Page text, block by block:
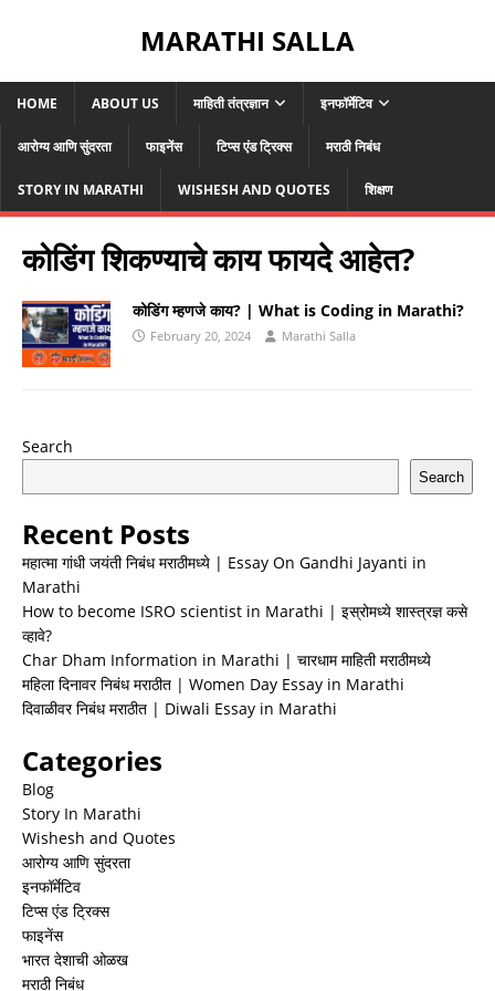
MARATHI SALLA
HOME ABOUT US माहिती तंत्रज्ञान इनफॉर्मेटिव
आरोग्य आणि सुंदरता फाइनेंस टिप्स एंड ट्रिक्स मराठी निबंध
STORY IN MARATHI WISHESH AND QUOTES शिक्षण
कोडिंग शिकण्याचे काय फायदे आहेत?
कोडिंग म्हणजे काय? | What is Coding in Marathi?
February 20, 2024 Marathi Salla
Search
Search
Recent Posts
महात्मा गांधी जयंती निबंध मराठीमध्ये | Essay On Gandhi Jayanti in
Marathi
How to become ISRO scientist in Marathi | इस्रोमध्ये शास्त्रज्ञ कसे
व्हावे?
Char Dham Information in Marathi | चारधाम माहिती मराठीमध्ये
महिला दिनावर निबंध मराठीत | Women Day Essay in Marathi
दिवाळीवर निबंध मराठीत | Diwali Essay in Marathi
Categories
Blog
Story In Marathi
Wishesh and Quotes
आरोग्य आणि सुंदरता
इनफॉर्मेटिव
टिप्स एंड ट्रिक्स
फाइनेंस
भारत देशाची ओळख
मराठी निबंध